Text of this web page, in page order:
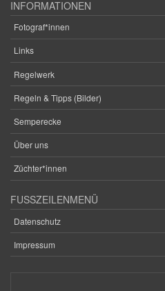
INFORMATIONEN
Fotograf*innen
Links
Regelwerk
Regeln & Tipps (Bilder)
Semperecke
Über uns
Züchter*innen
FUSSZEILENMENÜ
Datenschutz
Impressum